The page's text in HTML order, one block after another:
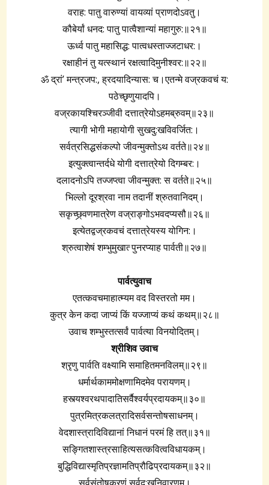
वराह: पातु वारुण्यां वायव्यां प्राणदोऽवतु।
कौबेर्यां धनद: पातु पात्वैशान्यां महागुरु:॥२१॥
ऊर्ध्व पातु महासिद्ध: पात्वधस्ताज्जटाधर:।
रक्षाहीनं तु यत्स्थानं रक्षत्वादिमुनीश्वर:॥२२॥
ॐ द्रां’ मन्त्रजप:, ह्रदयादिन्यास: च।एतन्मे वज्रकवचं य:
पठेच्छृणुयादपि।
वज्रकायश्चिरञ्जीवी दत्तात्रेयोऽहमब्रुवम्॥२३॥
त्यागी भोगी महायोगी सुखदु:खविवर्जित:।
सर्वत्रसिद्धसंकल्पो जीवन्मुक्तोऽथ वर्तते॥२४॥
इत्युक्त्वान्तर्दधे योगी दत्तात्रेयो दिगम्बर:।
दलादनोऽपि तज्जप्त्वा जीवन्मुक्त: स वर्तते॥२५॥
भिल्लो दूरश्रवा नाम तदानीं श्रुतवानिदम्।
सकृच्छ्र्वणमात्रेण वज्राङ्गोऽभवदप्यसौ॥२६॥
इत्येतद्वज्रकवचं दत्तात्रेयस्य योगिन:।
श्रुत्वाशेषं शम्भुमुखात्‍ पुनरप्याह पार्वती॥२७॥
पार्वत्युवाच
एतत्कवचमाहात्म्यम वद विस्तरतो मम।
कुत्र केन कदा जाप्यं किं यज्जाप्यं कथं कथम्॥२८॥
उवाच शम्भुस्तत्सर्वं पार्वत्या विनयोदितम्।
श्रीशिव उवाच
श्रृणु पार्वति वक्ष्यामि समाहितमनविलम्॥२९॥
धर्मार्थकाममोक्षणामिदमेव परायणम्।
हस्त्यश्वरथपादातिसर्वैश्वर्यप्रदायकम्॥३०॥
पुत्रमित्रकलत्रादिसर्वसन्तोषसाधनम्।
वेदशास्त्रादिविद्यानां निधानं परमं हि तत्॥३१॥
सङ्गितशास्त्रसाहित्यसत्कवित्वविधायकम्।
बुद्धिविद्यास्मृतिप्रज्ञामतिप्रौढिप्रदायकम्॥३२॥